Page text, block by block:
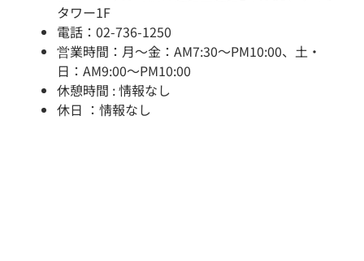
タワー1F
電話：02-736-1250
営業時間：月～金：AM7:30～PM10:00、土・
日：AM9:00～PM10:00
休憩時間 : 情報なし
休日 ：情報なし